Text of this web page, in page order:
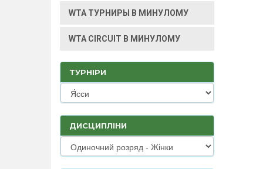
WTA ТУРНИРЫ В МИНУЛОМУ
WTA CIRCUIT В МИНУЛОМУ
ТУРНІРИ
ДИСЦИПЛІНИ